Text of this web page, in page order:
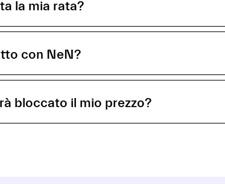
la mia rata?
con NeN?
bloccato il mio prezzo?